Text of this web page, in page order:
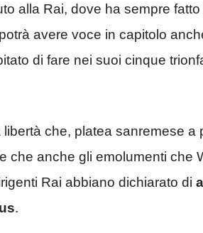
alla Rai, dove ha sempre
avere voce in capitolo
di fare nei suoi cinque
libertà che, platea sanremese a
che anche gli emolumenti che
Rai abbiano dichiarato di
.